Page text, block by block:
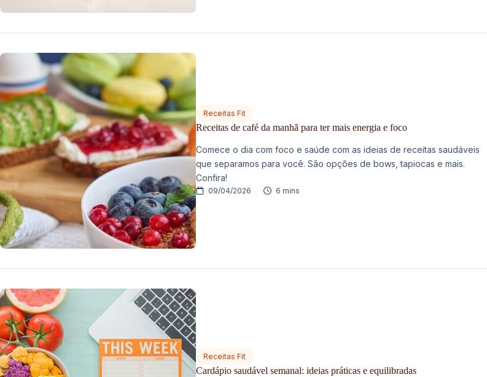
Receitas Fit
Receitas de café da manhã para ter mais energia e foco
Comece o dia com foco e saúde com as ideias de receitas saudáveis
que separamos para você. São opções de bows, tapiocas e mais.
Confira!
09/04/2026 6 mins
Receitas Fit
Cardápio saudável semanal: ideias práticas e equilibradas